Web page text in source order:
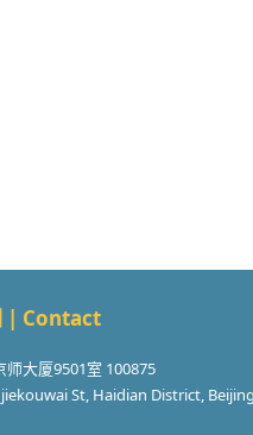
| Contact
大厦9501室 100875
St, Haidian District,